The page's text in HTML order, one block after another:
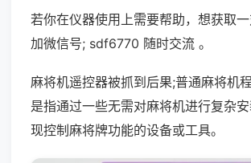
若你在仪器使用上需要帮助，想获取
加微信号; sdf6770 随时交流 。
麻将机遥控器被抓到后果;普通麻将机
是指通过一些无需对麻将机进行复杂
现控制麻将牌功能的设备或工具。